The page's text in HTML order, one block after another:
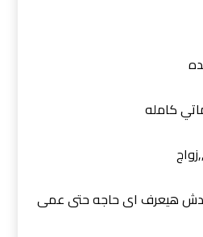
كامله
هيعرف اى حاجه حتى عمى